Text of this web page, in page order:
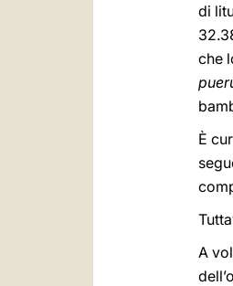
di
che
È
A